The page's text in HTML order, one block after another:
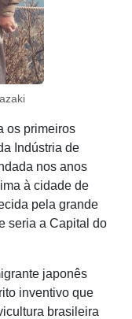
os primeiros
Indústria de
nos anos
à cidade de
pela grande
seria a Capital do
japonês
inventivo que
brasileira